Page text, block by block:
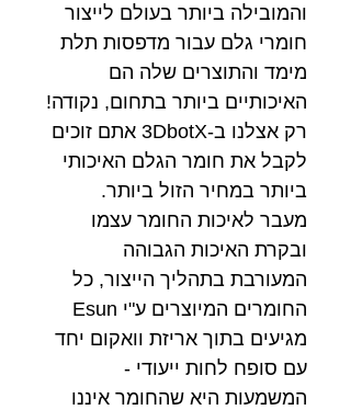
והמובילה ביותר בעולם לייצור
חומרי גלם עבור מדפסות תלת
מימד והתוצרים שלה הם
האיכותיים ביותר בתחום, נקודה!
רק אצלנו ב-3DbotX אתם זוכים
לקבל את חומר הגלם האיכותי
ביותר במחיר הזול ביותר.
מעבר לאיכות החומר עצמו
ובקרת האיכות הגבוהה
המעורבת בתהליך הייצור, כל
החומרים המיוצרים ע"י Esun
מגיעים בתוך אריזת וואקום יחד
עם סופח לחות ייעודי -
המשמעות היא שהחומר איננו